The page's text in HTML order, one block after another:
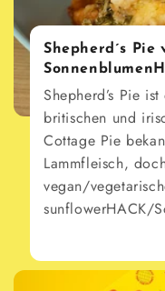
Shepherd´s Pie
Shepherd’s Pie
britischen und
Cottage Pie
Lammfleisch,
vegan/
sunflowerHACK/